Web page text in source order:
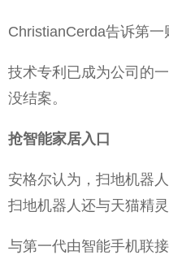
ChristianCerda告诉第
技术专利已成为公司的
没结案。
抢智能家居入口
安格尔认为，扫地机器
扫地机器人还与天猫精
与第一代由智能手机联